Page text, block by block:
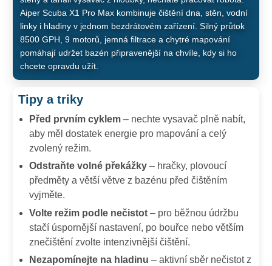
Aiper Scuba X1 Pro Max kombinuje čištění dna, stěn, vodní
linky i hladiny v jednom bezdrátovém zařízení. Silný průtok
8500 GPH, 9 motorů, jemná filtrace a chytré mapování
pomáhají udržet bazén připravenější na chvíle, kdy si ho
chcete opravdu užít.
Tipy a triky
Před prvním cyklem – nechte vysavač plně nabít,
aby měl dostatek energie pro mapování a celý
zvolený režim.
Odstraňte volné překážky – hračky, plovoucí
předměty a větší větve z bazénu před čištěním
vyjměte.
Volte režim podle nečistot – pro běžnou údržbu
stačí úspornější nastavení, po bouřce nebo větším
znečištění zvolte intenzivnější čištění.
Nezapomínejte na hladinu – aktivní sběr nečistot z